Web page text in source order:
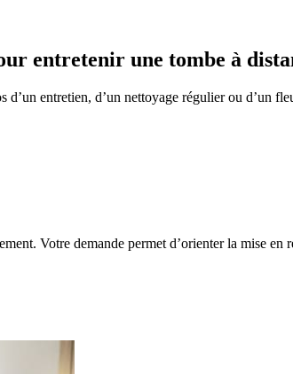
entretenir une tombe à
d’un entretien, d’un nettoyage régulier ou d’un
Votre demande permet d’orienter la mise